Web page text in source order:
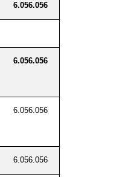
6.056.056
6.056.056
6.056.056
6.056.056